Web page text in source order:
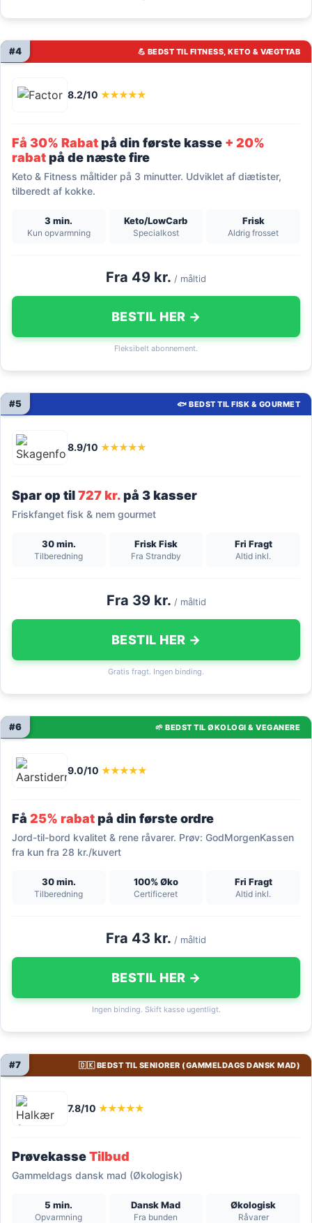
💪 BEDST TIL FITNESS, KETO & VÆGTTAB
#4
8.2/10 ★★★★★
Få 30% Rabatpå din første kasse + 20%
rabatpå de næste fire
Keto & Fitness måltider på 3 minutter. Udviklet af diætister,
tilberedt af kokke.
3 min.
Kun opvarmning
Keto/LowCarb
Specialkost
Frisk
Aldrig frosset
Fra 49 kr. / måltid
BESTIL HER →
Fleksibelt abonnement.
🐟 BEDST TIL FISK & GOURMET
#5
8.9/10 ★★★★★
Spar op til727 kr.på 3 kasser
Friskfanget fisk & nem gourmet
30 min.
Tilberedning
Frisk Fisk
Fra Strandby
Fri Fragt
Altid inkl.
Fra 39 kr. / måltid
BESTIL HER →
Gratis fragt. Ingen binding.
🌱 BEDST TIL ØKOLOGI & VEGANERE
#6
9.0/10 ★★★★★
Få 25% rabatpå din første ordre
Jord-til-bord kvalitet & rene råvarer. Prøv: GodMorgenKassen
fra kun fra 28 kr./kuvert
30 min.
Tilberedning
100% Øko
Certificeret
Fri Fragt
Altid inkl.
Fra 43 kr. / måltid
BESTIL HER →
Ingen binding. Skift kasse ugentligt.
🇩🇰 BEDST TIL SENIORER (GAMMELDAGS DANSK MAD)
#7
7.8/10 ★★★★★
PrøvekasseTilbud
Gammeldags dansk mad (Økologisk)
5 min.
Opvarmning
Dansk Mad
Fra bunden
Økologisk
Råvarer